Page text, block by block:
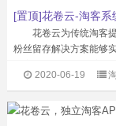
[置顶]花卷云-淘客
花卷云为传统淘客提
粉丝留存解决方案能够
累计为站长创造佣金超2
2020-06-19